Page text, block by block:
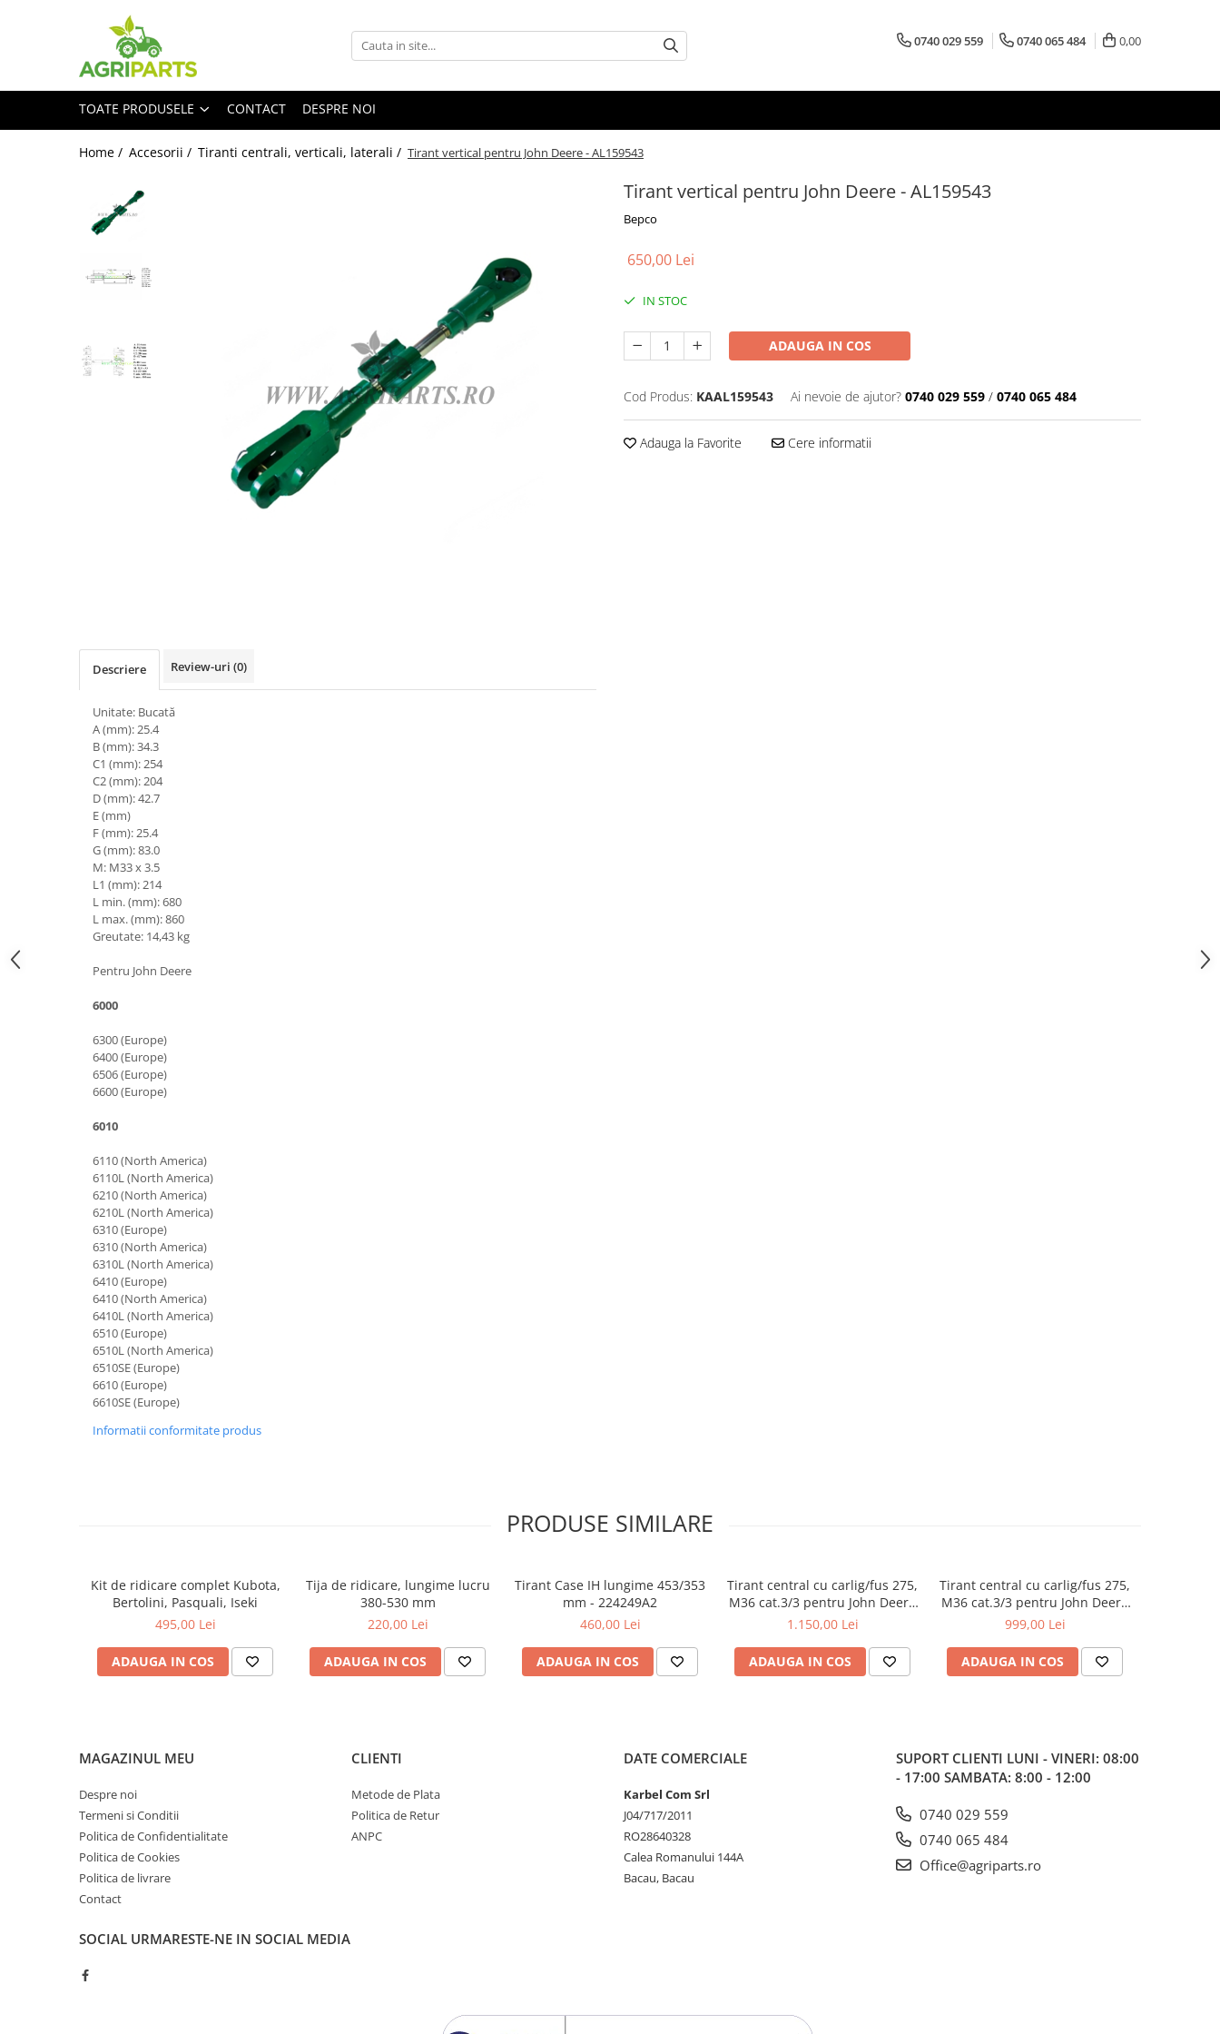
Toate Produsele
Tiranti centrali, verticali, laterali
Piese si accesorii remorci
Cuple si bolturi
Ocheti remorcare
Picioare si roti de sprijin
Piese tractoare agricole
Goldoni
Massey Ferguson
New Holland
Piese combina
Piese cositoare
Piese culegator porumb
Piese cultivator
Piese scarificator
Piese semanatoare
Vane si robineti
0740 029 559 0740 065 484 0,00
TOATE PRODUSELE CONTACT DESPRE NOI
Home / Accesorii / Tiranti centrali, verticali, laterali / Tirant vertical pentru John Deere - AL159543
Tirant vertical pentru John Deere - AL159543
Bepco
650,00 Lei
IN STOC
ADAUGA IN COS
Cod Produs: KAAL159543 Ai nevoie de ajutor? 0740 029 559 / 0740 065 484
Adauga la Favorite Cere informatii
Descriere Review-uri (0)
Unitate: Bucată
A (mm): 25.4
B (mm): 34.3
C1 (mm): 254
C2 (mm): 204
D (mm): 42.7
E (mm)
F (mm): 25.4
G (mm): 83.0
M: M33 x 3.5
L1 (mm): 214
L min. (mm): 680
L max. (mm): 860
Greutate: 14,43 kg
Pentru John Deere
6000
6300 (Europe)
6400 (Europe)
6506 (Europe)
6600 (Europe)
6010
6110 (North America)
6110L (North America)
6210 (North America)
6210L (North America)
6310 (Europe)
6310 (North America)
6310L (North America)
6410 (Europe)
6410 (North America)
6410L (North America)
6510 (Europe)
6510L (North America)
6510SE (Europe)
6610 (Europe)
6610SE (Europe)
Informatii conformitate produs
PRODUSE SIMILARE
Kit de ridicare complet Kubota,
Bertolini, Pasquali, Iseki
495,00 Lei
ADAUGA IN COS
Tija de ridicare, lungime lucru
380-530 mm
220,00 Lei
ADAUGA IN COS
Tirant Case IH lungime 453/353
mm - 224249A2
460,00 Lei
ADAUGA IN COS
Tirant central cu carlig/fus 275,
M36 cat.3/3 pentru John Deere
- AL159867; AL17[...]
1.150,00 Lei
ADAUGA IN COS
Tirant central cu carlig/fus 275,
M36 cat.3/3 pentru John Deere
- AL176465
999,00 Lei
ADAUGA IN COS
MAGAZINUL MEU
Despre noi
Termeni si Conditii
Politica de Confidentialitate
Politica de Cookies
Politica de livrare
Contact
CLIENTI
Metode de Plata
Politica de Retur
ANPC
DATE COMERCIALE
Karbel Com Srl
J04/717/2011
RO28640328
Calea Romanului 144A
Bacau, Bacau
SUPORT CLIENTI LUNI - VINERI: 08:00
- 17:00 SAMBATA: 8:00 - 12:00
0740 029 559
0740 065 484
Office@agriparts.ro
SOCIAL URMARESTE-NE IN SOCIAL MEDIA